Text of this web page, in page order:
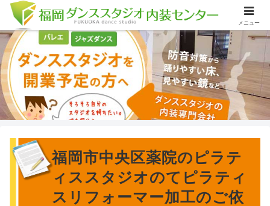
福岡市中央区薬院のピラテ
ィススタジオのてピラティ
スリフォーマー加工のご依
メニュー